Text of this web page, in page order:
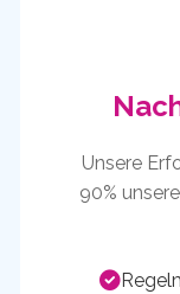
Unsere
90%